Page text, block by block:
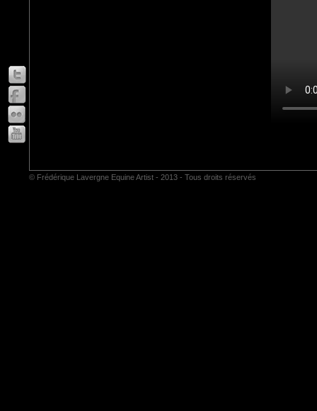
© Frédérique Lavergne Equine Artist - 2013 - Tous droits réservés